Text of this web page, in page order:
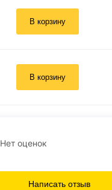
В корзину
В корзину
Нет оценок
Написать отзыв